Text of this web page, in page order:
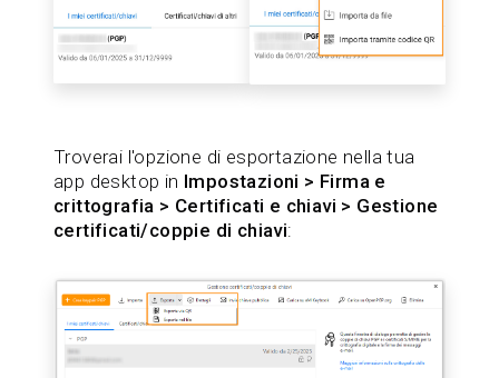
Troverai l'opzione di esportazione nella tua
app desktop in Impostazioni > Firma e
crittografia > Certificati e chiavi > Gestione
certificati/coppie di chiavi: